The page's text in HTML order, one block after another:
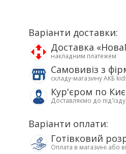
Варіанти доставки:
Доставка
накладним платежем
Самовивіз з
складу-магазину АКБ
Кур'єром по
Доставляємо до під'їзду
Варіанти оплати:
Готівковий
Оплата в магазині або